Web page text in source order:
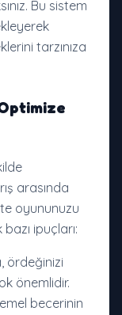
Bu sistem
tarzınıza
arasında
oyununuzu
ipuçları:
ördeğinizi
önemlidir.
becerinin